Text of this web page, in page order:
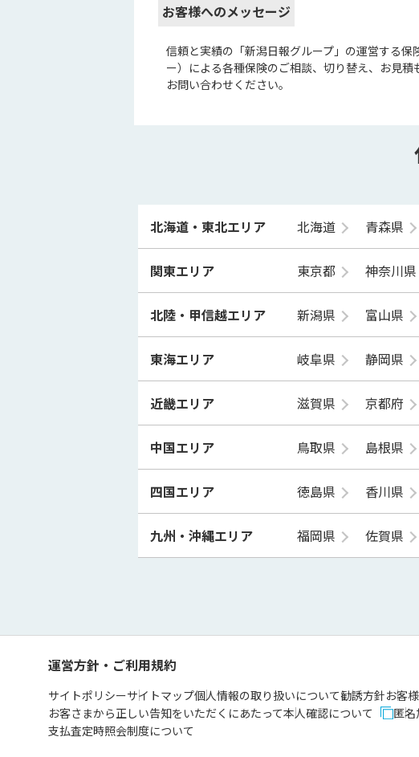
お客様へのメッセージ
信頼と実績の「新潟日報グループ」の運営する
ー）による各種保険のご相談、切り替え、お見
お問い合わせください。
北海道・東北エリア 北海道 青森県
関東エリア 東京都 神奈川県
北陸・甲信越エリア 新潟県 富山県
東海エリア 岐阜県 静岡県
近畿エリア 滋賀県 京都府
中国エリア 鳥取県 島根県
四国エリア 徳島県 香川県
九州・沖縄エリア 福岡県 佐賀県
運営方針・ご利用規約
サイトポリシーサイトマップ個人情報の取り扱いについて勧誘方針お客
お客さまから正しい告知をいただくにあたって本人確認について 匿
支払査定時照会制度について